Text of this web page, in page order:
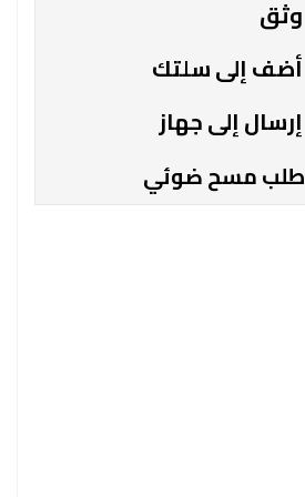
وثق
أضف إلى سلتك
إرسال إلى جهاز
طلب مسح ضوئي